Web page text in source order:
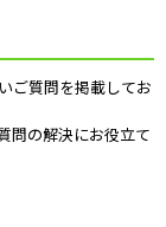
ご質問を掲載してお
問の解決にお役立て